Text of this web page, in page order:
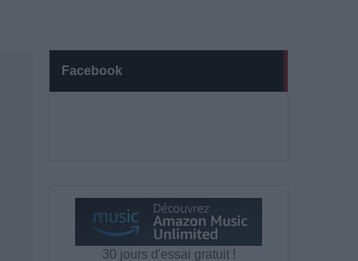
Facebook
30 jours d'essai gratuit !